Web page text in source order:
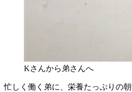
Kさんから弟さんへ
忙しく働く弟に、栄養たっぷりの